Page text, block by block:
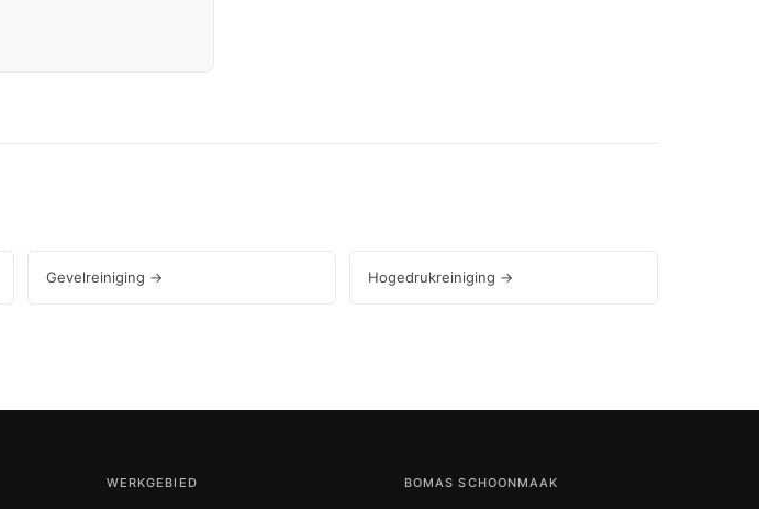
Gevelreiniging → Hogedrukreiniging →
WERKGEBIED BOMAS SCHOONMAAK